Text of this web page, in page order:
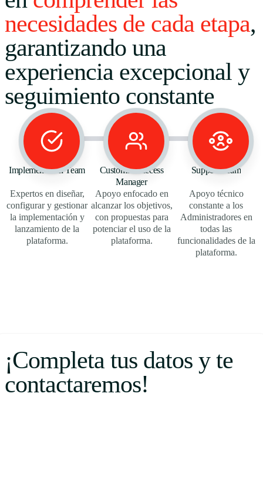
necesidades de cada etapa,
garantizando una
experiencia excepcional y
seguimiento constante
Implementation Team
Expertos en diseñar,
configurar y gestionar
la implementación y
lanzamiento de la
plataforma.
Customer Success
Manager
Apoyo enfocado en
alcanzar los objetivos,
con propuestas para
potenciar el uso de la
plataforma.
Support Team
Apoyo técnico
constante a los
Administradores en
todas las
funcionalidades de la
plataforma.
¡Completa tus datos y te
contactaremos!